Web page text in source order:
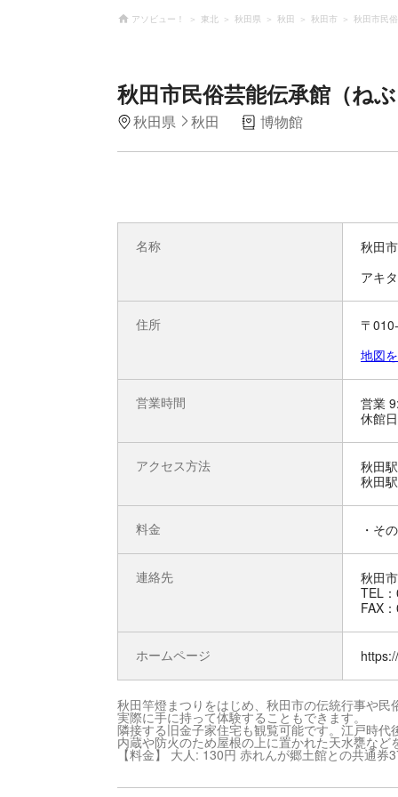
アソビュー！ 東北 秋田県 秋田 秋田市 秋田市民
秋田市民俗芸能伝承館（ねぶ
秋田県 秋田 博物館
名称
秋田
アキ
住所
〒
地図
営業時間
営業
休館
アクセス方法
秋田
秋田
料金 ・そ
連絡先
秋田
TEL
FAX
ホームページ
秋田竿燈まつりをはじめ、秋田市の伝統行事や民
実際に手に持って体験することもできます。
隣接する旧金子家住宅も観覧可能です。江戸時
内蔵や防火のため屋根の上に置かれた天水甕など
【料金】 大人: 130円 赤れんが郷土館との共通券